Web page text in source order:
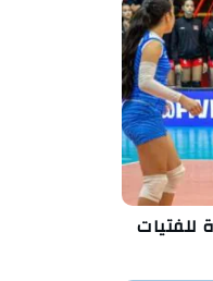
للفتيات